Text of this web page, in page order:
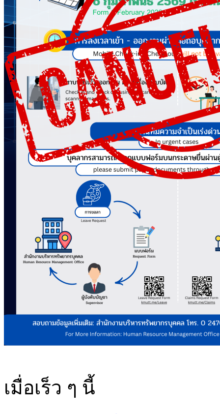
เมื่อเร็ว ๆ นี้